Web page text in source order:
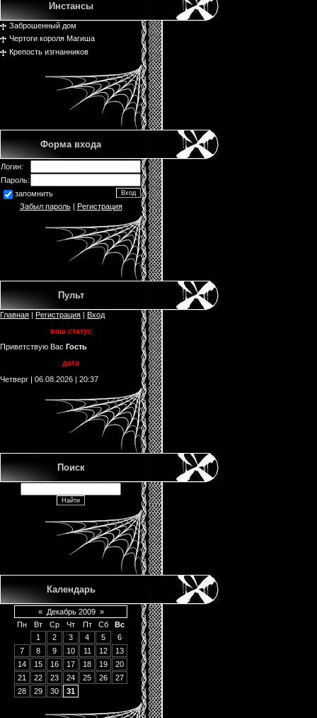
Инстансы
Заброшенный дом
Чертоги короля Магиша
Крепость изгнанников
Форма входа
Логин:
Пароль:
запомнить
Забыл пароль| Регистрация
Пульт
Главная | Регистрация | Вход
ваш статус
Приветствую Вас Гость
дата
Четверг | 06.08.2026 | 20:37
Поиск
Календарь
« Декабрь 2009 »
Пн
Вт Ср Чт Пт Сб
Вс
1
2 3 4 5
6
7
8 9 10 11 12
13
14
15 16 17 18 19
20
21
22 23 24 25 26
27
28
29 30 31